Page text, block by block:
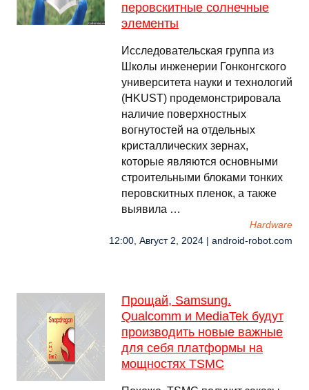
перовскитные солнечные
элементы
Исследовательская группа из
Школы инженерии Гонконгского
университета науки и технологий
(HKUST) продемонстрировала
наличие поверхностных
вогнутостей на отдельных
кристаллических зернах,
которые являются основными
строительными блоками тонких
перовскитных пленок, а также
выявила …
Hardware
12:00, Август 2, 2024 | android-robot.com
Прощай, Samsung.
Qualcomm и MediaTek будут
производить новые важные
для себя платформы на
мощностях TSMC